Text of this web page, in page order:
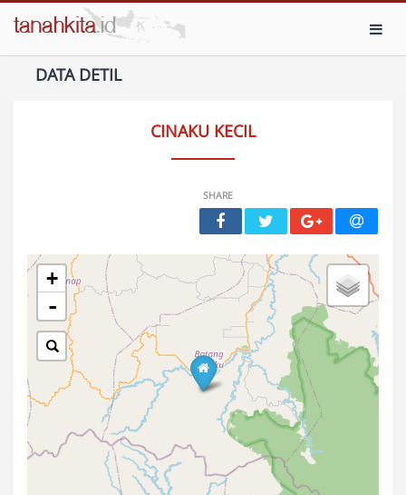
DATA DETIL
CINAKU KECIL
SHARE
+
-